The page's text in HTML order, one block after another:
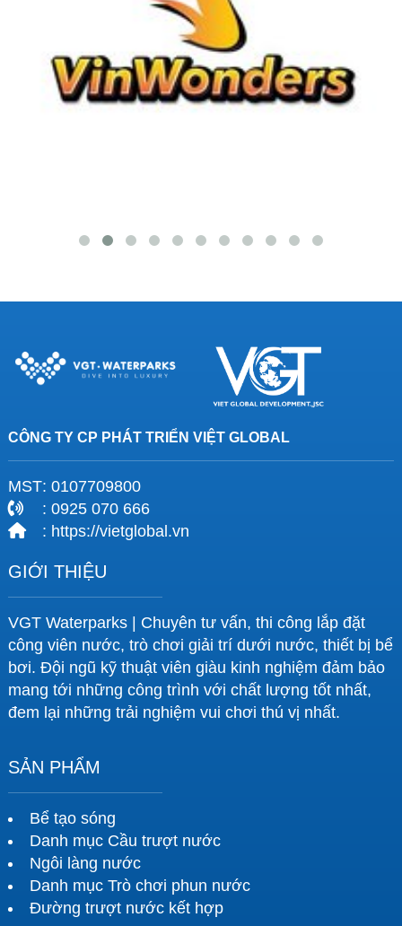
CÔNG TY CP PHÁT TRIỂN VIỆT GLOBAL
MST: 0107709800
: 0925 070 666
: https://vietglobal.vn
GIỚI THIỆU
VGT Waterparks | Chuyên tư vấn, thi công lắp đặt
công viên nước, trò chơi giải trí dưới nước, thiết bị bể
bơi. Đội ngũ kỹ thuật viên giàu kinh nghiệm đảm bảo
mang tới những công trình với chất lượng tốt nhất,
đem lại những trải nghiệm vui chơi thú vị nhất.
SẢN PHẨM
Bể tạo sóng
Danh mục Cầu trượt nước
Ngôi làng nước
Danh mục Trò chơi phun nước
Đường trượt nước kết hợp